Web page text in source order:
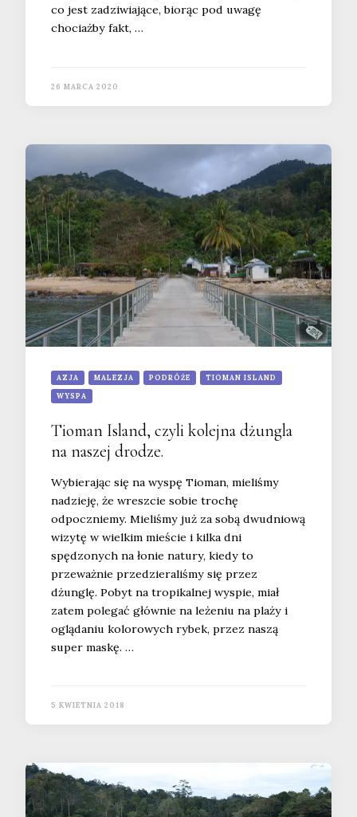
co jest zadziwiające, biorąc pod uwagę
chociażby fakt, …
26 MARCA 2020
AZJA MALEZJA PODRÓŻE TIOMAN ISLAND
WYSPA
Tioman Island, czyli kolejna dżungla
na naszej drodze.
Wybierając się na wyspę Tioman, mieliśmy
nadzieję, że wreszcie sobie trochę
odpoczniemy. Mieliśmy już za sobą dwudniową
wizytę w wielkim mieście i kilka dni
spędzonych na łonie natury, kiedy to
przeważnie przedzieraliśmy się przez
dżunglę. Pobyt na tropikalnej wyspie, miał
zatem polegać głównie na leżeniu na plaży i
oglądaniu kolorowych rybek, przez naszą
super maskę. …
5 KWIETNIA 2018